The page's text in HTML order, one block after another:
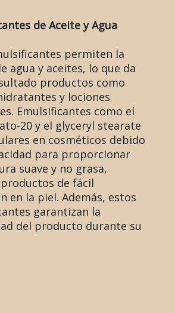
de Aceite y Agua
permiten la
agua y aceites, lo que da
productos como
y lociones
Emulsificantes como el
20 y el glyceryl stearate
en cosméticos debido
para proporcionar
suave y no grasa,
de fácil
en la piel. Además, estos
garantizan la
del producto durante su